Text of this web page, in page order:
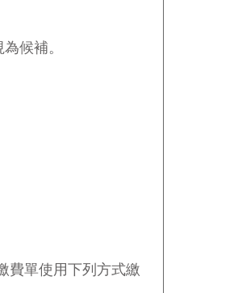
候補。
費單使用下列方式繳